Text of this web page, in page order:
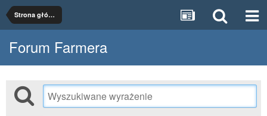
Strona główna
Forum Farmera